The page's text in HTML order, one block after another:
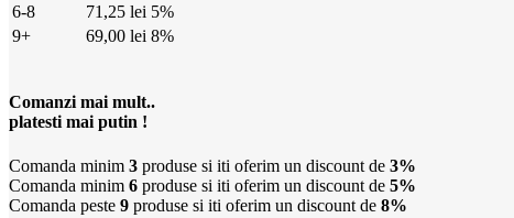
6-8
71,25 lei 5%
9+
69,00 lei 8%
Comanzi mai mult..
platesti mai putin !
Comanda minim 3 produse si iti oferim un discount de 3%
Comanda minim 6 produse si iti oferim un discount de 5%
Comanda peste 9 produse si iti oferim un discount de 8%